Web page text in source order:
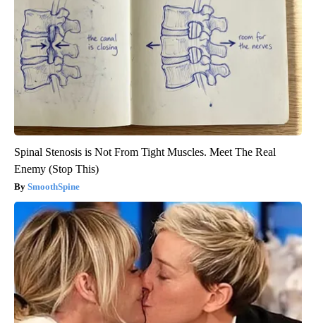
Spinal Stenosis is Not From Tight Muscles. Meet The Real
Enemy (Stop This)
SmoothSpine